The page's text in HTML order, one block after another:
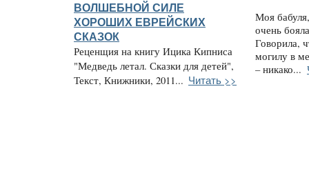
ВОЛШЕБНОЙ СИЛЕ
ХОРОШИХ ЕВРЕЙСКИХ
СКАЗОК
Реценщия на книгу Ицика Кипниса
"Медведь летал. Сказки для детей",
Текст, Книжники, 2011... Читать >>
Моя
очень
Говорила,
могилу в
– никако...